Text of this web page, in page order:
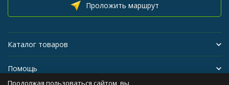
Проложить маршрут
Каталог товаров
Помощь
Продолжая пользоваться сайтом, вы